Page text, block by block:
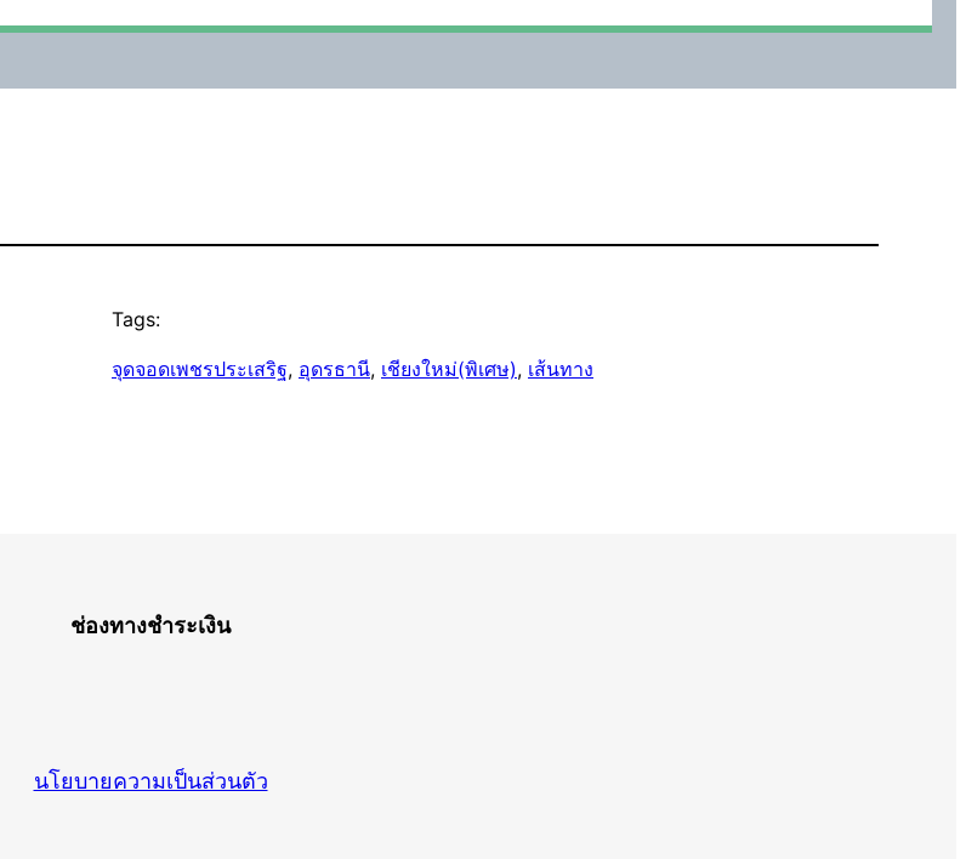
Tags:
จุดจอดเพชรประเสริฐ, อุดรธานี, เชียงใหม่(พิเศษ), เส้นทาง
ช่องทางชำระเงิน
นโยบายความเป็นส่วนตัว